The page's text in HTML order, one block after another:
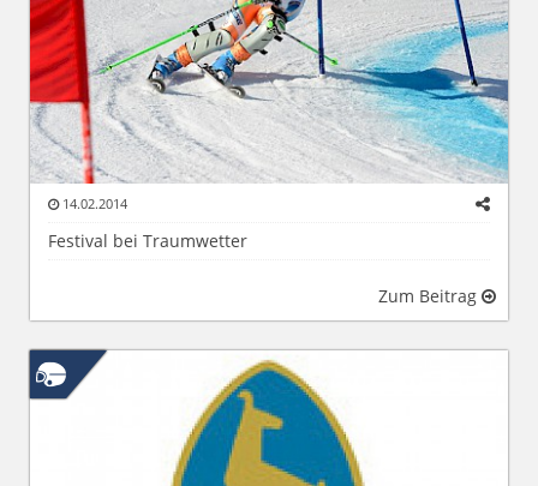
14.02.2014
Festival bei Traumwetter
Zum Beitrag